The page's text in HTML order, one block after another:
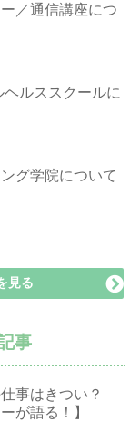
／通信講座につ
ルススクールに
グ学院について
見る
事
事はきつい？
が語る！】